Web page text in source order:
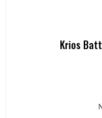
Krios